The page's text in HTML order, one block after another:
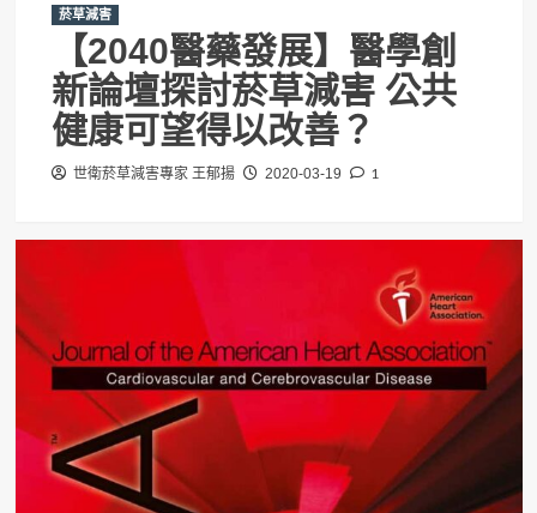
菸草減害
【2040醫藥發展】醫學創
新論壇探討菸草減害 公共
健康可望得以改善？
世衛菸草減害專家 王郁揚 2020-03-19 1